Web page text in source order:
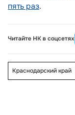
пять раз.
Читайте НК в соцсетях
Краснодарский край